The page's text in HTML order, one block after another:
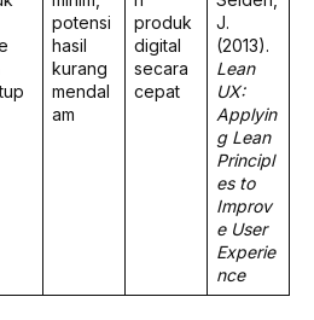
potensi
hasil
kurang
mendal
am
produk
digital
secara
cepat
J.
(2013).
Lean
UX:
Applyin
g Lean
Principl
es to
Improv
e User
Experie
nce